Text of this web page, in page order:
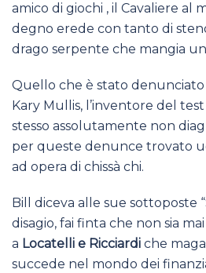
amico di giochi , il Cavaliere al
degno erede con tanto di
drago serpente che mangia
Quello che è stato
Kary Mullis, l’inventore del
stesso assolutamente non
per queste denunce trovato
ad opera di chissà chi.
Bill diceva alle sue sottoposte
disagio, fai finta che non sia
a Locatelli e Ricciardi che
succede nel mondo dei